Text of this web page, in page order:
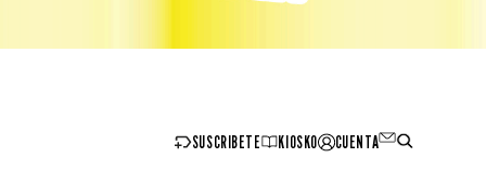
SUSCRIBETE KIOSKO CUENTA